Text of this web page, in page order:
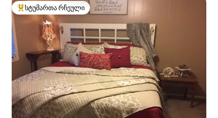
სტუმართა რჩეული მოწინავე ვარიანტი
სტუმართა რჩეული